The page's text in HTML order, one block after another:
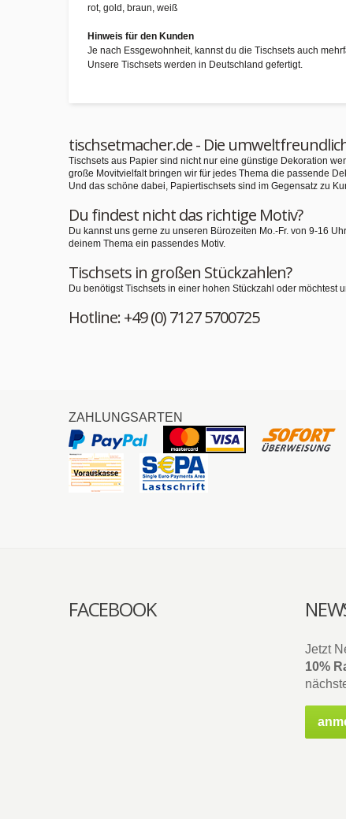
rot, gold, braun, weiß
Hinweis für den Kunden
Je nach Essgewohnheit, kannst du die Tischsets auch
Unsere Tischsets werden in Deutschland gefertigt.
tischsetmacher.de - Die
Tischsets aus Papier sind nicht nur eine günstige Dekoration
große Movitvielfalt bringen wir für jedes Thema die passende
Und das schöne dabei, Papiertischsets sind im Gegensatz zu
Du findest nicht das richtige Motiv?
Du kannst uns gerne zu unseren Bürozeiten Mo.-Fr. von 9-16
deinem Thema ein passendes Motiv.
Tischsets in großen Stückzahlen?
Du benötigst Tischsets in einer hohen Stückzahl oder
Hotline: +49 (0) 7127 5700725
ZAHLUNGSARTEN
FACEBOOK
Jetzt
10%